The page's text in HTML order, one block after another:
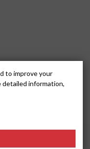
to improve your
detailed information,